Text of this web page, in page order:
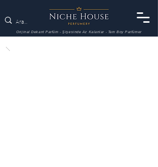
Orijinal Dekant Parfüm - Şişesinde Az Kalanlar - Tam Boy Parfümer